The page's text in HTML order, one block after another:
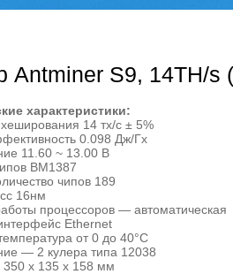
Antminer S9, 14TH/s
характеристики:
14 тх/с ± 5%
0.098 Дж/Гх
11.60 ~ 13.00 В
BM1387
чипов 189
16нм
процессоров — автоматическая
Ethernet
от 0 до 40°C
— 2 кулера типа 12038
350 x 135 x 158 мм